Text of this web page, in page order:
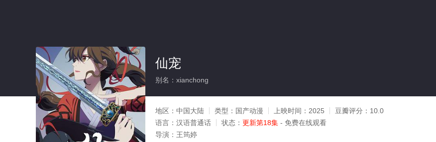
仙宠
别名：xianchong
地区： 中国大陆 类型： 国产动漫 上映时间： 2025 豆瓣评分： 10.0
语言： 汉语普通话 状态： 更新第18集 - 免费在线观看
导演： 王筠婷